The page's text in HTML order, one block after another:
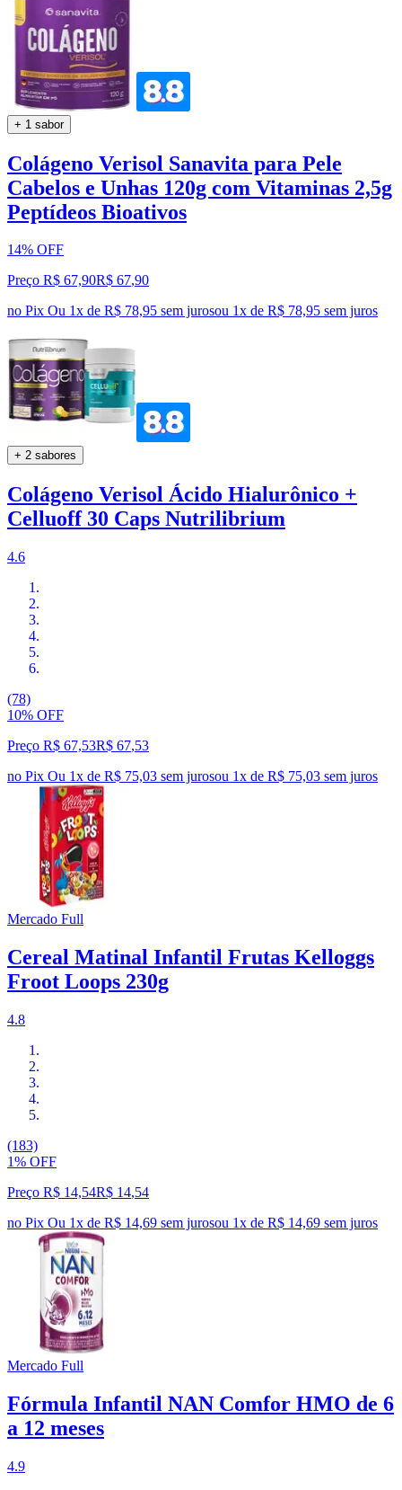
+ 1 sabor
Colágeno Verisol Sanavita para Pele
Cabelos e Unhas 120g com Vitaminas 2,5g
Peptídeos Bioativos
14% OFF
Preço R$ 67,90R$ 67,90
no Pix Ou 1x de R$ 78,95 sem jurosou 1x de R$ 78,95 sem juros
+ 2 sabores
Colágeno Verisol Ácido Hialurônico +
Celluoff 30 Caps Nutrilibrium
4.6
(78)
10% OFF
Preço R$ 67,53R$ 67,53
no Pix Ou 1x de R$ 75,03 sem jurosou 1x de R$ 75,03 sem juros
Mercado Full
Cereal Matinal Infantil Frutas Kelloggs
Froot Loops 230g
4.8
(183)
1% OFF
Preço R$ 14,54R$ 14,54
no Pix Ou 1x de R$ 14,69 sem jurosou 1x de R$ 14,69 sem juros
Mercado Full
Fórmula Infantil NAN Comfor HMO de 6
a 12 meses
4.9